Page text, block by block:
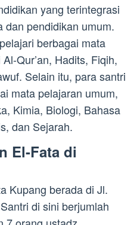
yang terintegrasi
dan pendidikan umum.
berbagai mata
Qur’an, Hadits, Fiqih,
Selain itu, para santri
mata pelajaran umum,
Kimia, Biologi, Bahasa
dan Sejarah.
El-Fata di
Kupang berada di Jl.
di sini berjumlah